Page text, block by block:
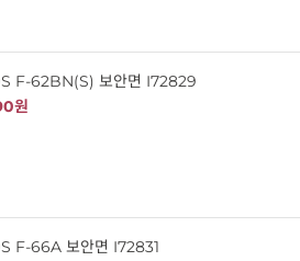
F-62BN(S) 보안면 I72829
원
F-66A 보안면 I72831